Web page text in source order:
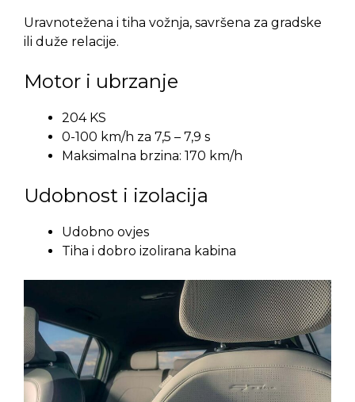
Uravnotežena i tiha vožnja, savršena za gradske
ili duže relacije.
Motor i ubrzanje
204 KS
0-100 km/h za 7,5 – 7,9 s
Maksimalna brzina: 170 km/h
Udobnost i izolacija
Udobno ovjes
Tiha i dobro izolirana kabina